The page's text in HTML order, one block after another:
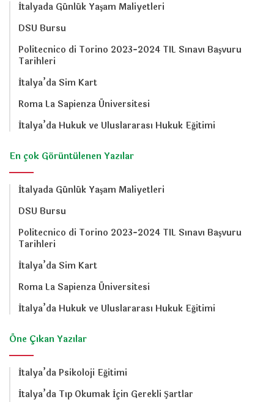
İtalyada Günlük Yaşam Maliyetleri
DSU Bursu
Politecnico di Torino 2023-2024 TIL Sınavı Başvuru
Tarihleri
İtalya’da Sim Kart
Roma La Sapienza Üniversitesi
İtalya’da Hukuk ve Uluslararası Hukuk Eğitimi
En çok Görüntülenen Yazılar
İtalyada Günlük Yaşam Maliyetleri
DSU Bursu
Politecnico di Torino 2023-2024 TIL Sınavı Başvuru
Tarihleri
İtalya’da Sim Kart
Roma La Sapienza Üniversitesi
İtalya’da Hukuk ve Uluslararası Hukuk Eğitimi
Öne Çıkan Yazılar
İtalya’da Psikoloji Eğitimi
İtalya’da Tıp Okumak İçin Gerekli Şartlar